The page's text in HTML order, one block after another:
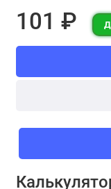
101 ₽